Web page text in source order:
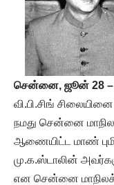
சென்னை, ஜூன் 28 –
வி.பி.சிங்
நமது சென்னை
ஆணையிட்ட மாண்
மு.க.ஸ்டாலின்
என சென்னை